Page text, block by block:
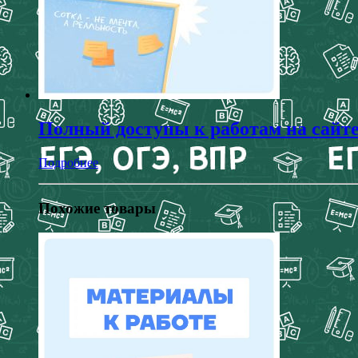
Полный доступы к работам на
Подробнее
Похожие товары